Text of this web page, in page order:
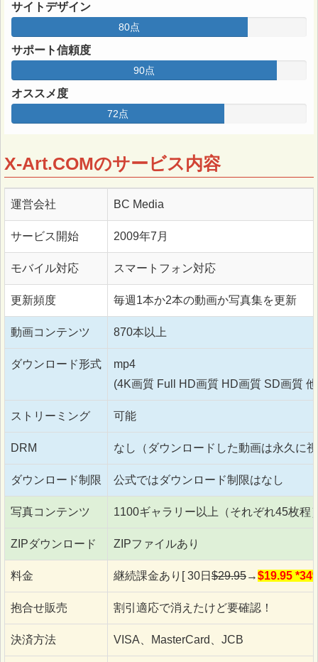
サイトデザイン
80点
サポート信頼度
90点
オススメ度
72点
X-Art.COMのサービス内容
運営会社 BC Media
サービス開始 2009年7月
モバイル対応 スマートフォン対応
更新頻度 毎週1本か2本の動画か写真集を更新
動画コンテンツ 870本以上
ダウンロード形式
mp4
(4K画質 Full HD画質 HD画質 SD画質
ストリーミング 可能
DRM なし（ダウンロードした動画は永久に
ダウンロード制限 公式ではダウンロード制限はなし
写真コンテンツ 1100ギャラリー以上（それぞれ45枚程
ZIPダウンロード ZIPファイルあり
料金 継続課金あり[ 30日 $29.95→$19.95
抱合せ販売 割引適応で消えたけど要確認！
決済方法 VISA、MasterCard、JCB